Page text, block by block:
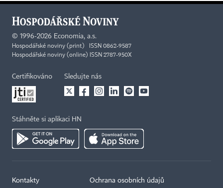
© 1996-2026 Economia, a.s.
Hospodářské noviny (print) ISSN 0862-9587
Hospodářské noviny (online) ISSN 2787-950X
Certifikováno Sledujte nás
Stáhněte si aplikaci HN
Kontakty Ochrana osobních údajů